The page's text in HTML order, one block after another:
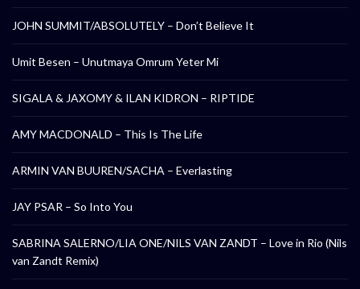
JOHN SUMMIT/ABSOLUTELY – Don’t Believe It
Umit Besen – Unutmaya Omrum Yeter Mi
SIGALA & JAXOMY & ILAN KIDRON – RIPTIDE
AMY MACDONALD – This Is The Life
ARMIN VAN BUUREN/SACHA – Everlasting
JAY PSAR – So Into You
SABRINA SALERNO/LIA ONE/NILS VAN ZANDT – Love in Rio (Nils
van Zandt Remix)